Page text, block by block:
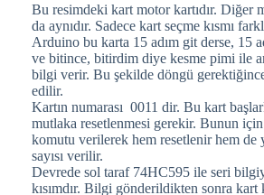
Bu resimdeki kart motor kartıdır. Diğer
da aynıdır. Sadece kart seçme kısmı
Arduino bu karta 15 adım git derse, 15
ve bitince, bitirdim diye kesme pimi ile
bilgi verir. Bu şekilde döngü
edilir.
Kartın numarası 0011 dir. Bu kart
mutlaka resetlenmesi gerekir. Bunun için
komutu verilerek hem resetlenir hem de
sayısı verilir.
Devrede sol taraf 74HC595 ile seri
kısımdır. Bilgi gönderildikten sonra kart